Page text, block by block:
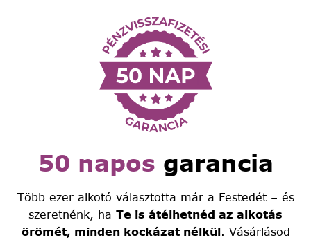
50 napos garancia
Több ezer alkotó választotta már a Festedét – és
szeretnénk, ha Te is átélhetnéd az alkotás
örömét, minden kockázat nélkül. Vásárlásod